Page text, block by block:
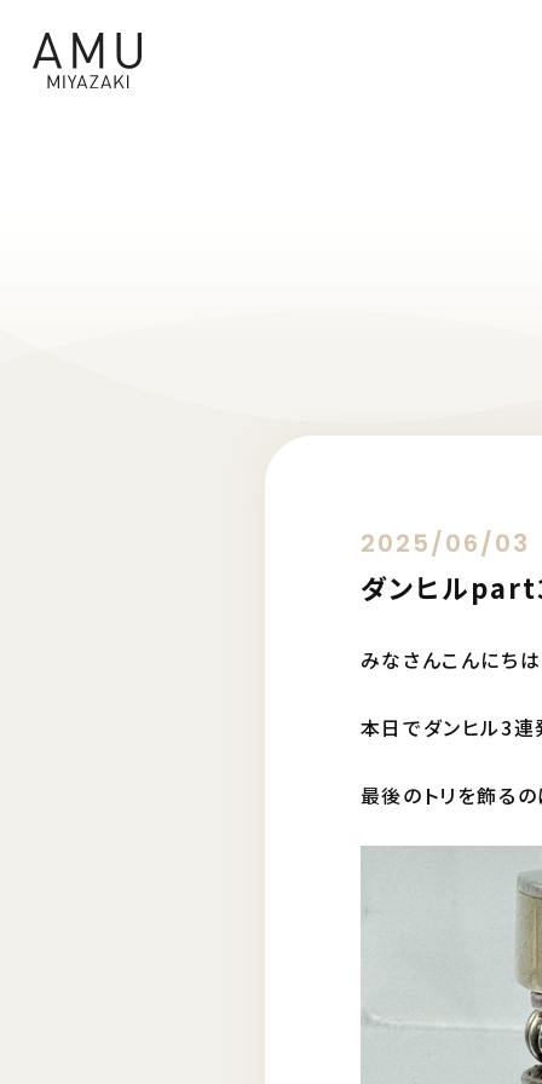
2025/06/03
ダンヒル
みなさんこんにち
本日でダンヒル3連
最後のトリを飾るの